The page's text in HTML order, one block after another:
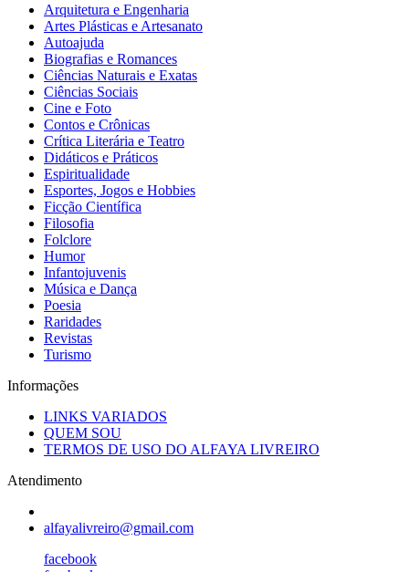
Arquitetura e Engenharia
Artes Plásticas e Artesanato
Autoajuda
Biografias e Romances
Ciências Naturais e Exatas
Ciências Sociais
Cine e Foto
Contos e Crônicas
Crítica Literária e Teatro
Didáticos e Práticos
Espiritualidade
Esportes, Jogos e Hobbies
Ficção Científica
Filosofia
Folclore
Humor
Infantojuvenis
Música e Dança
Poesia
Raridades
Revistas
Turismo
Informações
LINKS VARIADOS
QUEM SOU
TERMOS DE USO DO ALFAYA LIVREIRO
Atendimento
alfayalivreiro@gmail.com
facebook